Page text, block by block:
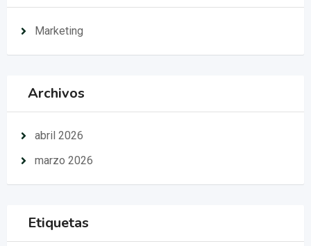
Marketing
Archivos
abril 2026
marzo 2026
Etiquetas